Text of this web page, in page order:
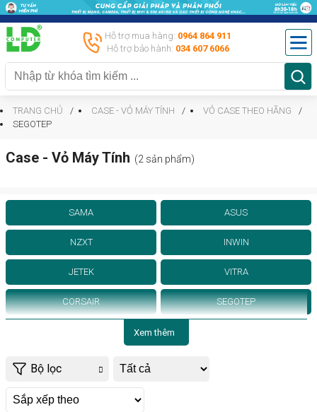
Hỗ trợ mua hàng: 0964 864 911
Hỗ trợ bảo hành: 034 607 6066
TRANG CHỦ CASE - VỎ MÁY TÍNH
VỎ CASE THEO HÃNG
SEGOTEP
Case - Vỏ Máy Tính (2 sản phẩm)
SAMA ASUS
NZXT INWIN
JETEK VITRA
CORSAIR SEGOTEP
Xem thêm
Bộ lọc